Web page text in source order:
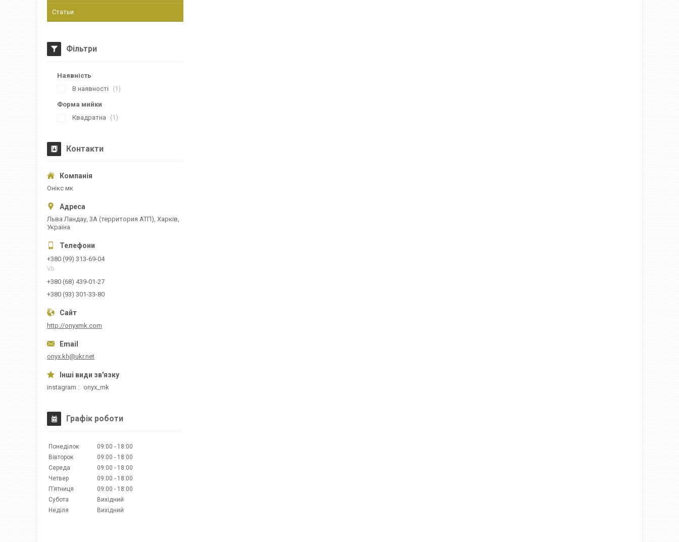
Статьи
Фільтри
Наявність
В наявності
1
Форма мийки
Квадратна
1
Контакти
Онікс мк
Льва Ландау, 3А (территория АТП), Харків,
Україна
+380 (99) 313-69-04
Vb
+380 (68) 439-01-27
+380 (93) 301-33-80
http://onyxmk.com
onyx.kh@ukr.net
instagram onyx_mk
Графік роботи
Понеділок 09:00
18:00
Вівторок
09:00
18:00
Середа
09:00
18:00
Четвер
09:00
18:00
Пʼятниця
09:00
18:00
Субота
Вихідний
Неділя
Вихідний